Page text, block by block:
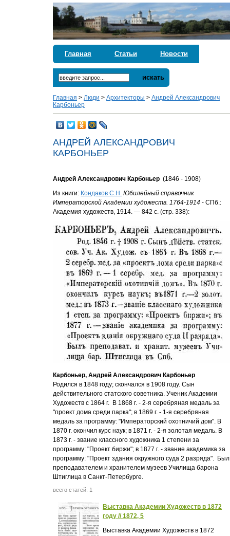
Главная Статьи Новости
искать
Главная >Люди >Архитекторы >Андрей Александрович
Карбоньер
АНДРЕЙ АЛЕКСАНДРОВИЧ
КАРБОНЬЕР
Андрей Александрович Карбоньер (1846 - 1908)
Из книги: Кондаков С.Н. Юбилейный справочник
Императорской Академии художеств. 1764-1914- СПб.:
Академия художеств, 1914. — 842 с. (стр. 338):
Карбоньер,Андрей Александрович Карбоньер
Родился в 1848 году; скончался в 1908 году. Сын
действительного статского советника. Ученик Академии
Художеств с 1864 г. В 1868 г. - 2-я серебряная медаль за
"проект дома среди парка"; в 1869 г. - 1-я серебряная
медаль за программу: "Императорский охотничий дом". В
1870 г. окончил курс наук; в 1871 г. - 2-я золотая медаль. В
1873 г. - звание классного художника 1 степени за
программу: "Проект биржи"; в 1877 г. - звание академика за
программу: "Проект здания окружного суда 2 разряда". Был
преподавателем и хранителем музеев Училища барона
Штиглица в Санкт-Петербурге.
всего статей: 1
Выставка Академии Художеств в 1872
году // 1872, 5
Выставка Академии Художеств в 1872